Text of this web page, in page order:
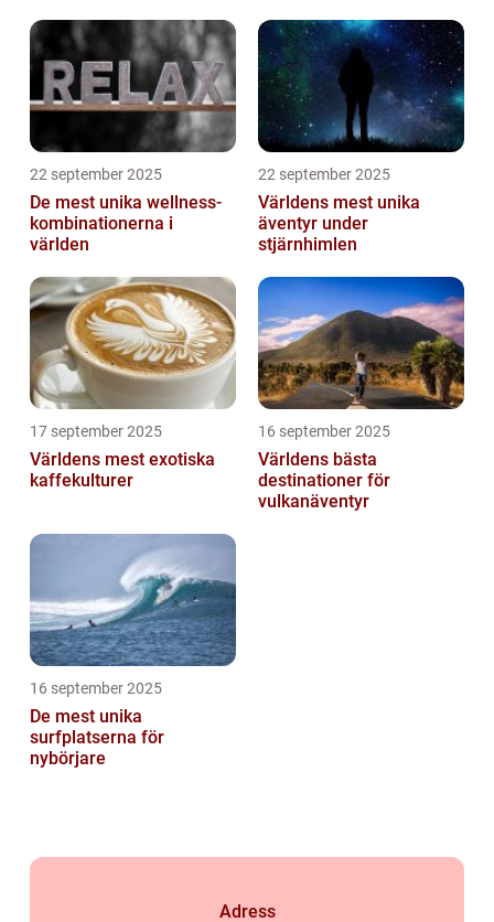
22 september 2025
De mest unika wellness-
kombinationerna i
världen
22 september 2025
Världens mest unika
äventyr under
stjärnhimlen
17 september 2025
Världens mest exotiska
kaffekulturer
16 september 2025
Världens bästa
destinationer för
vulkanäventyr
16 september 2025
De mest unika
surfplatserna för
nybörjare
Adress